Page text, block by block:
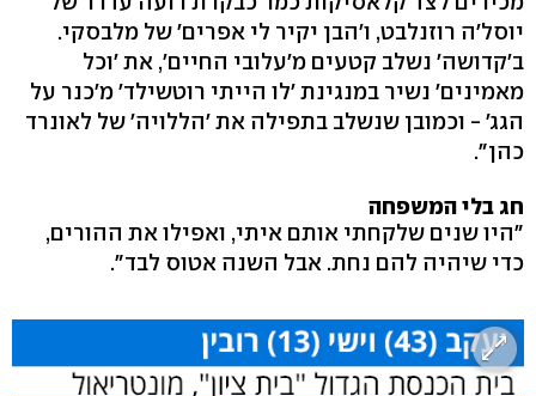
יוסל'ה רוזנלבט, ו'הבן יקיר לי אפרים' של מלבסקי.
ב'קדושה' נשלב קטעים מ'עלובי החיים', את 'וכל
מאמינים' נשיר במנגינת 'לו הייתי רוטשילד' מ'כנר על
הגג' - וכמובן שנשלב בתפילה את 'הללויה' של לאונרד
כהן".
חג בלי המשפחה
"היו שנים שלקחתי אותם איתי, ואפילו את ההורים,
כדי שיהיה להם נחת. אבל השנה אטוס לבד".